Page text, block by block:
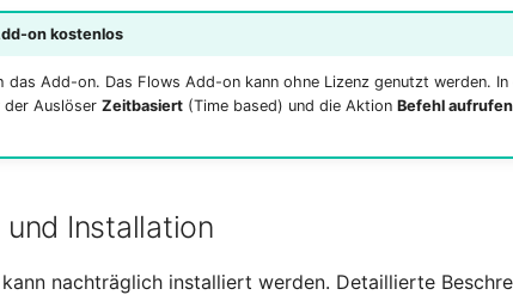
on kostenlos
das Add-on. Das Flows Add-on kann ohne Lizenz genutzt werden. In
der Auslöser Zeitbasiert(Time based) und die Aktion Befehl aufrufen
Installation
nachträglich installiert werden. Detaillierte